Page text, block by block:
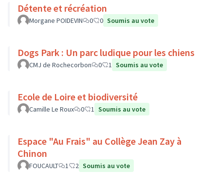
Détente et récréation
Morgane POIDEVIN 0 0 Soumis au vote
Dogs Park : Un parc ludique pour les chiens
CMJ de Rochecorbon 0 1 Soumis au vote
Ecole de Loire et biodiversité
Camille Le Roux 0 1 Soumis au vote
Espace "Au Frais" au Collège Jean Zay à
Chinon
FOUCAULT 1 2 Soumis au vote